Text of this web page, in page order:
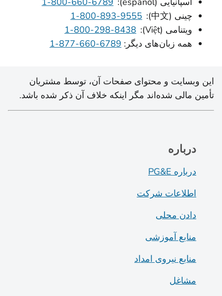
چینی (中文):
1-800-893-9555
ویتنامی (Việt):
1-800-298-8438
همه زبان‌های دیگر: ‎1-877-660-6789
این وبسایت و محتوای صفحات آن، توسط مشتریان
تأمین مالی شده‌اند مگر اینکه خلاف آن ذکر شده باشد.
درباره
درباره PG&E
اطلاعات شرکت
دادن محلی
منابع آموزشی
منابع نیروی امداد
مشاغل